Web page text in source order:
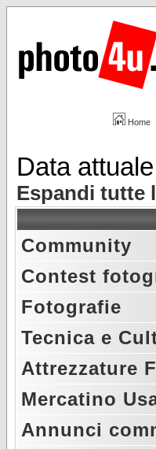
Home
Data
Espandi tutte
Community
Contest
Fotografie
Tecnica e
Attrezzature
Mercatino
Annunci